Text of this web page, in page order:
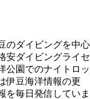
のダイビングを中心
安ダイビングライセ
公園でのナイトロッ
伊豆海洋情報の更
を毎日発信していま